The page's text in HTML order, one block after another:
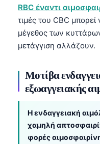
RBC έναντι
τιμές του CBC
μέγεθος των
μετάγγιση αλλάζουν.
Μοτίβα
εξωαγγειακής
Η ενδαγγειακή
χαμηλή
φορές
বাংলা
తెలుగు
தமிழ்
ગુજરાતી
ಕನ್ನಡ
മലയാളം